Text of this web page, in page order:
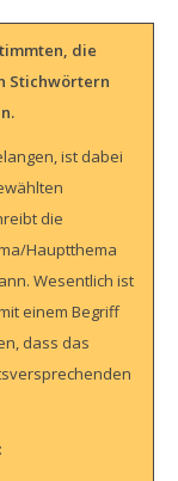
die
Stichwörtern
ist dabei
die
Hauptthema
Wesentlich ist
einem Begriff
dass das